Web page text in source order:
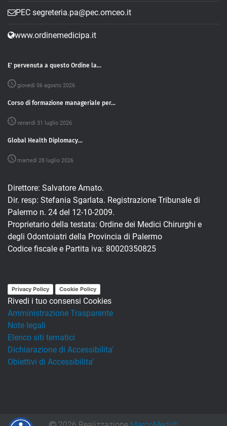
PEC segreteria.pa@pec.omceo.it
www.ordinemedicipa.it
E' pervenuta a questo Ordine la...
giovedì 06 agosto 2026
Corso di formazione manageriale per...
venerdì 31 luglio 2026
Global Health Diplomacy...
martedì 28 luglio 2026
Direttore: Salvatore Amato.
Dir. resp: Stefania Sgarlata. Registrazione Tribunale di
Palermo n. 24 del 12-10-2009.
Proprietario della testata: Ordine dei Medici Chirurghi e
degli Odontoiatri della Provincia di Palermo
Codice fiscale e Partita iva: 80020350825
Privacy Policy Cookie Policy
Rivedi i tuo consensi Cookies
Amministrazione Trasparente
Note legali
Elenco siti tematici
Dichiarazione di Accessibilita'
Obiettivi di Accessibilita'